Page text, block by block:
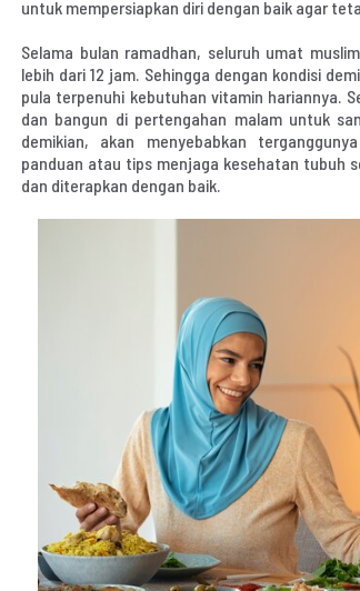
untuk mempersiapkan diri dengan baik agar
Selama bulan ramadhan, seluruh umat
lebih dari 12 jam. Sehingga dengan kondisi
pula terpenuhi kebutuhan vitamin hariannya.
dan bangun di pertengahan malam untuk
demikian, akan menyebabkan
panduan atau tips menjaga kesehatan tubuh
dan diterapkan dengan baik.